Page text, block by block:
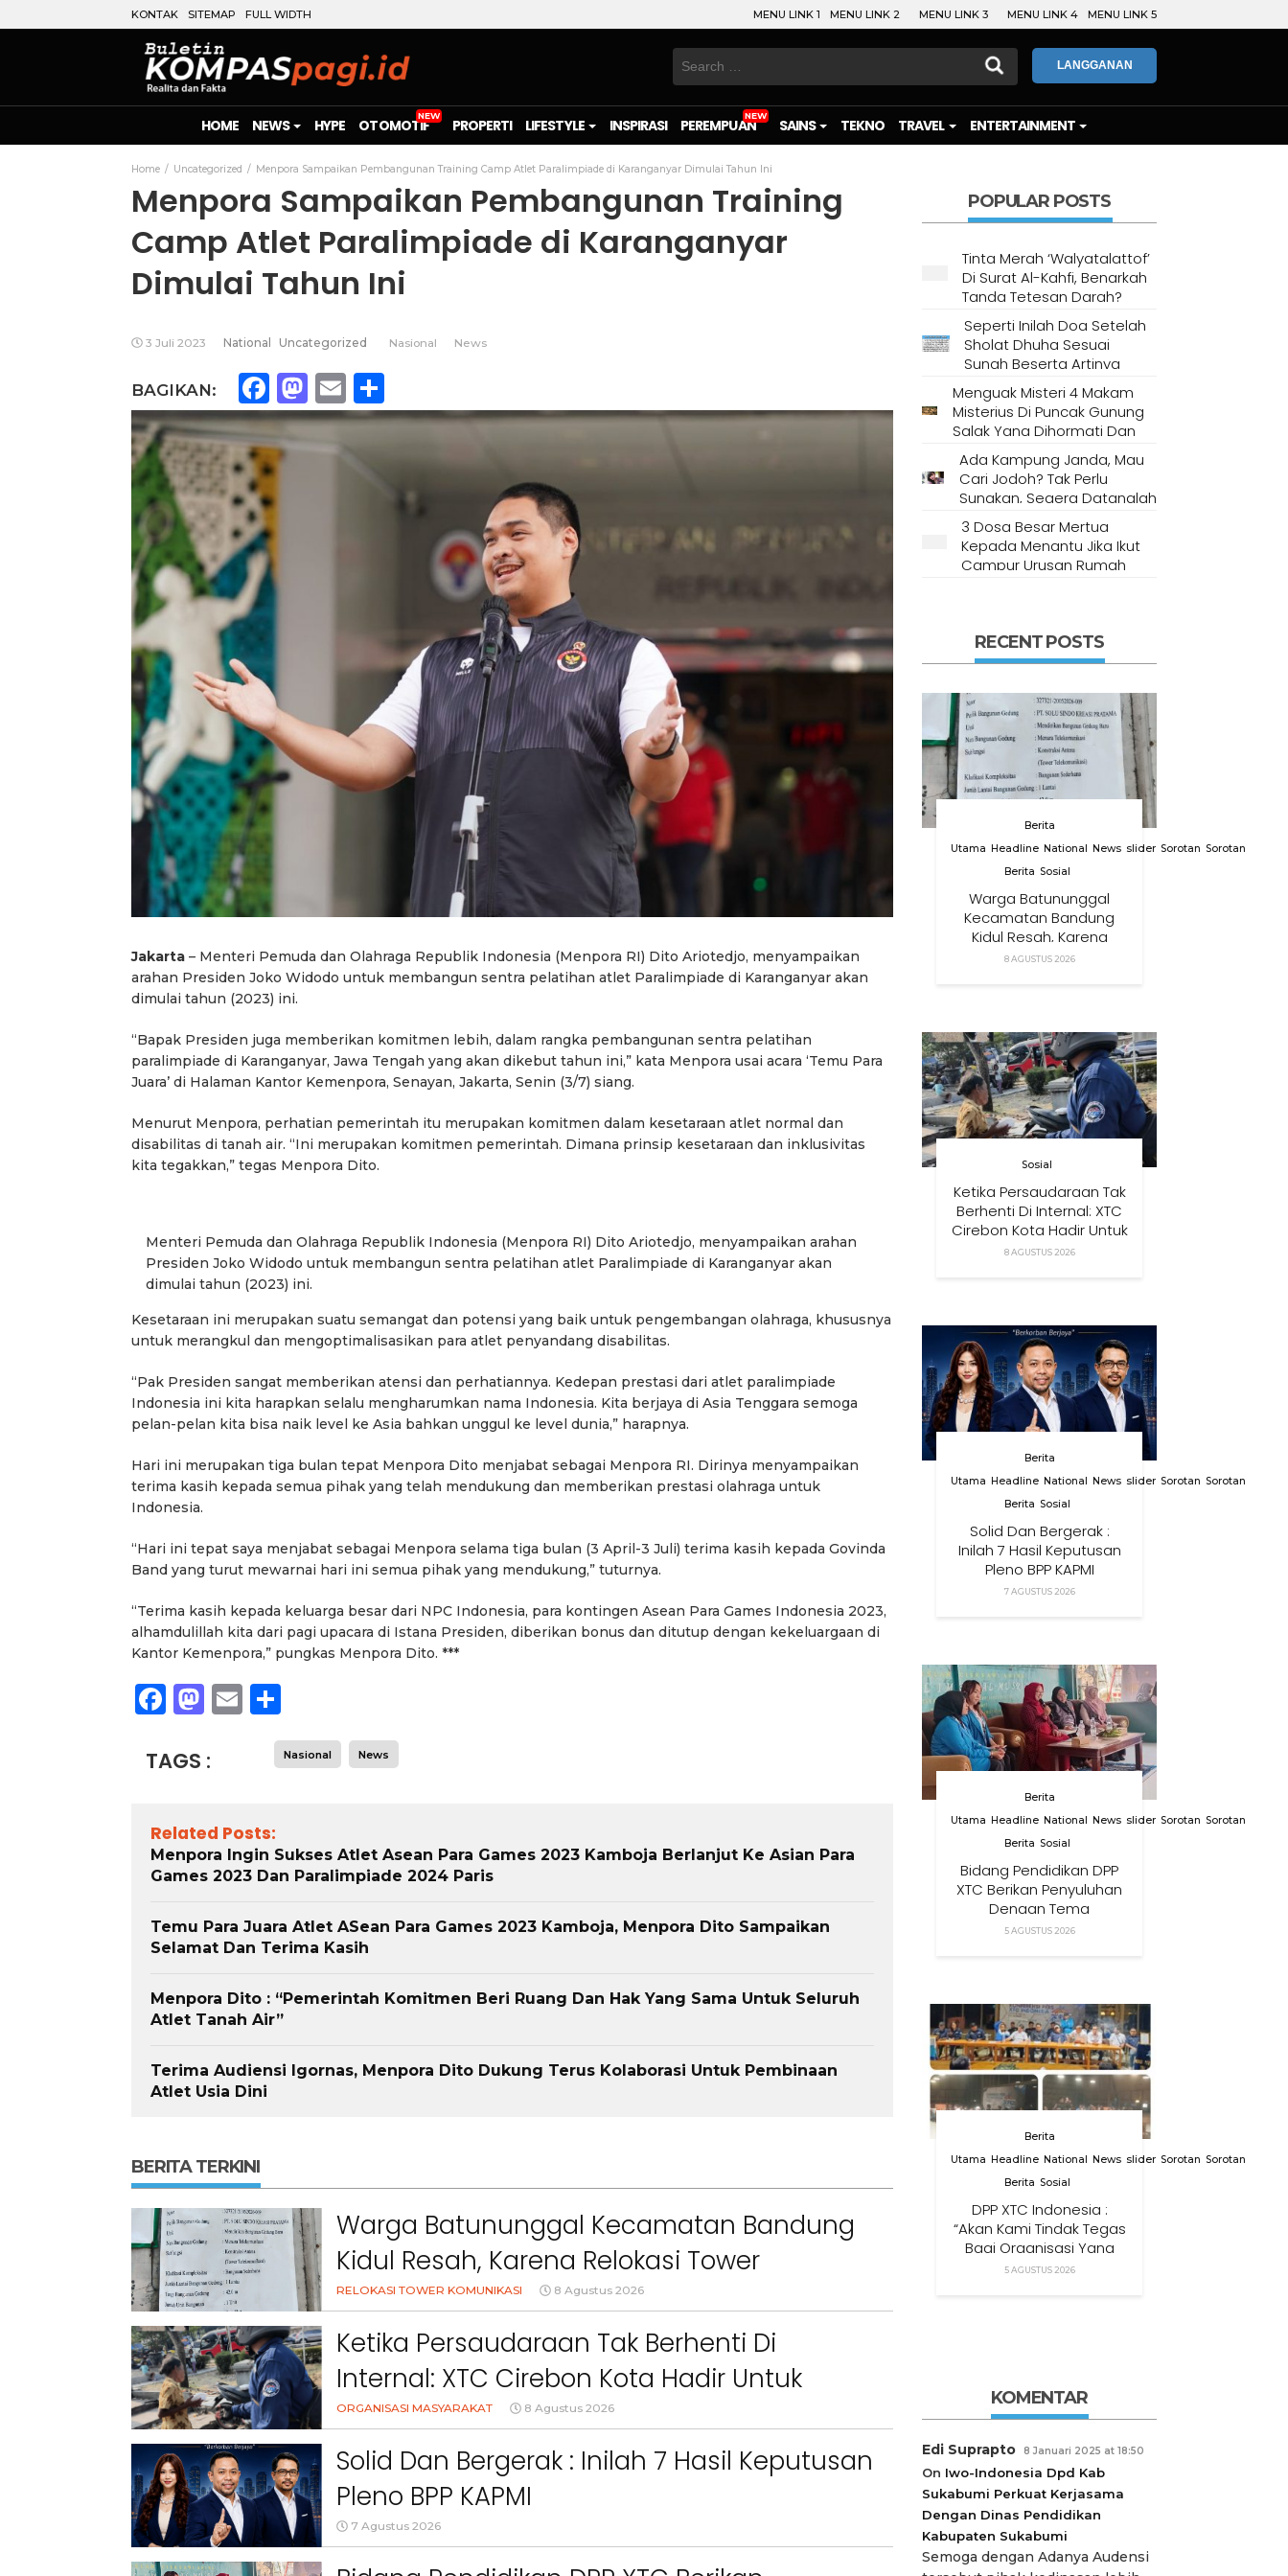
KONTAK SITEMAP FULL WIDTH MENU LINK 1 MENU LINK 2 MENU LINK 3 MENU LINK 4 MENU LINK 5
Search
LANGGANAN
HOME NEWS HYPE OTOMOTIF PROPERTI LIFESTYLE INSPIRASI PEREMPUAN SAINS TEKNO TRAVEL ENTERTAINMENT
Home Uncategorized Menpora Sampaikan Pembangunan Training Camp Atlet Paralimpiade di Karanganyar Dimulai Tahun Ini
Menpora Sampaikan Pembangunan Training
Camp Atlet Paralimpiade di Karanganyar
Dimulai Tahun Ini
3 Juli 2023 National Uncategorized Nasional News
BAGIKAN: Facebook
Mastodon
Email
Jakarta – Menteri Pemuda dan Olahraga Republik Indonesia (Menpora RI) Dito Ariotedjo, menyampaikan
arahan Presiden Joko Widodo untuk membangun sentra pelatihan atlet Paralimpiade di Karanganyar akan
dimulai tahun (2023) ini.
“Bapak Presiden juga memberikan komitmen lebih, dalam rangka pembangunan sentra pelatihan
paralimpiade di Karanganyar, Jawa Tengah yang akan dikebut tahun ini,” kata Menpora usai acara ‘Temu Para
Juara’ di Halaman Kantor Kemenpora, Senayan, Jakarta, Senin (3/7) siang.
Menurut Menpora, perhatian pemerintah itu merupakan komitmen dalam kesetaraan atlet normal dan
disabilitas di tanah air. “Ini merupakan komitmen pemerintah. Dimana prinsip kesetaraan dan inklusivitas
kita tegakkan,” tegas Menpora Dito.
Menteri Pemuda dan Olahraga Republik Indonesia (Menpora RI) Dito Ariotedjo, menyampaikan arahan
Presiden Joko Widodo untuk membangun sentra pelatihan atlet Paralimpiade di Karanganyar akan
dimulai tahun (2023) ini.
Kesetaraan ini merupakan suatu semangat dan potensi yang baik untuk pengembangan olahraga, khususnya
untuk merangkul dan mengoptimalisasikan para atlet penyandang disabilitas.
“Pak Presiden sangat memberikan atensi dan perhatiannya. Kedepan prestasi dari atlet paralimpiade
Indonesia ini kita harapkan selalu mengharumkan nama Indonesia. Kita berjaya di Asia Tenggara semoga
pelan-pelan kita bisa naik level ke Asia bahkan unggul ke level dunia,” harapnya.
Hari ini merupakan tiga bulan tepat Menpora Dito menjabat sebagai Menpora RI. Dirinya menyampaikan
terima kasih kepada semua pihak yang telah mendukung dan memberikan prestasi olahraga untuk
Indonesia.
“Hari ini tepat saya menjabat sebagai Menpora selama tiga bulan (3 April-3 Juli) terima kasih kepada Govinda
Band yang turut mewarnai hari ini semua pihak yang mendukung,” tuturnya.
“Terima kasih kepada keluarga besar dari NPC Indonesia, para kontingen Asean Para Games Indonesia 2023,
alhamdulillah kita dari pagi upacara di Istana Presiden, diberikan bonus dan ditutup dengan kekeluargaan di
Kantor Kemenpora,” pungkas Menpora Dito. ***
Facebook
Mastodon
Email
TAGS : Nasional News
Related Posts:
Menpora Ingin Sukses Atlet Asean Para Games 2023 Kamboja Berlanjut Ke Asian Para
Games 2023 Dan Paralimpiade 2024 Paris
Temu Para Juara Atlet ASean Para Games 2023 Kamboja, Menpora Dito Sampaikan
Selamat Dan Terima Kasih
Menpora Dito : “Pemerintah Komitmen Beri Ruang Dan Hak Yang Sama Untuk Seluruh
Atlet Tanah Air”
Terima Audiensi Igornas, Menpora Dito Dukung Terus Kolaborasi Untuk Pembinaan
Atlet Usia Dini
BERITA TERKINI
Warga Batununggal Kecamatan Bandung
Kidul Resah, Karena Relokasi Tower
Komunikasi Didirikan Terlalu Dekat
Pemukiman Mereka
RELOKASI TOWER KOMUNIKASI 8 Agustus 2026
Ketika Persaudaraan Tak Berhenti Di
Internal: XTC Cirebon Kota Hadir Untuk
Masyarakat
ORGANISASI MASYARAKAT 8 Agustus 2026
Solid Dan Bergerak : Inilah 7 Hasil Keputusan
Pleno BPP KAPMI
7 Agustus 2026
POPULAR POSTS
Tinta Merah ‘Walyatalattof’
Di Surat Al-Kahfi, Benarkah
Tanda Tetesan Darah?
Seperti Inilah Doa Setelah
Sholat Dhuha Sesuai
Sunah Beserta Artinya
Menguak Misteri 4 Makam
Misterius Di Puncak Gunung
Salak Yang Dihormati Dan
Dianggap Tempat Suci Oleh
Masyarakat Setempat
Ada Kampung Janda, Mau
Cari Jodoh? Tak Perlu
Sungkan, Segera Datanglah
Ke Desa Ini
3 Dosa Besar Mertua
Kepada Menantu Jika Ikut
Campur Urusan Rumah
RECENT POSTS
Berita
Utama Headline National News slider Sorotan Sorotan
Berita Sosial
Warga Batununggal
Kecamatan Bandung
Kidul Resah, Karena
Relokasi Tower
8 AGUSTUS 2026
Sosial
Ketika Persaudaraan Tak
Berhenti Di Internal: XTC
Cirebon Kota Hadir Untuk
Masyarakat
8 AGUSTUS 2026
Berita
Utama
Headline National News slider Sorotan Sorotan
Berita Sosial
Solid Dan Bergerak :
Inilah 7 Hasil Keputusan
Pleno BPP KAPMI
7 AGUSTUS 2026
Berita
Utama
Headline National News slider Sorotan Sorotan
Berita Sosial
Bidang Pendidikan DPP
XTC Berikan Penyuluhan
Dengan Tema
Membangun Peran
5 AGUSTUS 2026
Berita
Utama
Headline National News slider Sorotan Sorotan
Berita Sosial
DPP XTC Indonesia :
“Akan Kami Tindak Tegas
Bagi Organisasi Yang
Menggunakan Nama,
5 AGUSTUS 2026
KOMENTAR
Edi Suprapto 8 Januari 2025 at 18:50
On Iwo-Indonesia Dpd Kab
Sukabumi Perkuat Kerjasama
Dengan Dinas Pendidikan
Kabupaten Sukabumi
Semoga dengan Adanya Audensi